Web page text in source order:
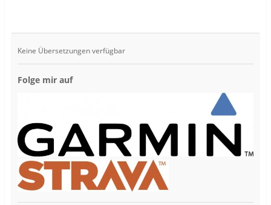
Keine Übersetzungen verfügbar
Folge mir auf